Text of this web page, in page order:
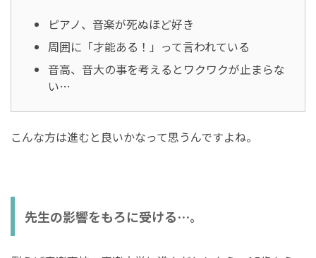
ピアノ、音楽が死ぬほど好き
周囲に「才能ある！」って言われている
音高、音大の事を考えるとワクワクが止まらな
い…
こんな方は進むと良いかなって思うんですよね。
先生の影響をもろに受ける…。